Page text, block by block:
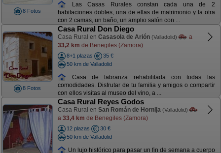
8 Fotos
Las Casas Rurales constan cada una de 2
habitaciones dobles, una de ellas de matrimonio y la otra
con 2 camas, un baño, un amplio salón con ...
8 Fotos
Casa Rural Don Diego
Casa Rural en Casasola de Arión (Valladolid)
a
33,2 km de Benegiles (Zamora)
8+1 plazas
35 €
50 km de Valladolid
Casa de labranza rehabilitada con todas las
comodidades. Disfrutar de tu familia y amigos o compartir
con ellos visitas al museo del vino, a ...
Casa Rural Reyes Godos
Casa Rural en San Román de Hornija (Valladolid)
a 33,4 km de Benegiles (Zamora)
12 plazas
30 €
50 km de Valladolid
Un lujo histórico para pasar un fin de semana a cuerpo